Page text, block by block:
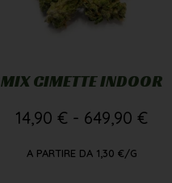
MIX CIMETTE INDOOR
14,90 € - 649,90 €
A PARTIRE DA 1,30 €/G